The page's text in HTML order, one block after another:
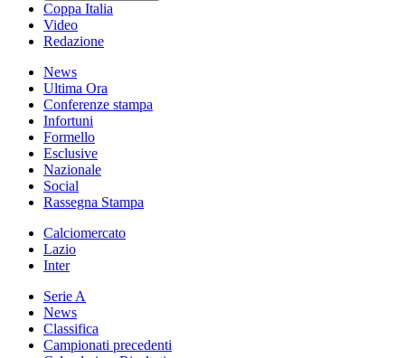
Coppa Italia
Video
Redazione
News
Ultima Ora
Conferenze stampa
Infortuni
Formello
Esclusive
Nazionale
Social
Rassegna Stampa
Calciomercato
Lazio
Inter
Serie A
News
Classifica
Campionati precedenti